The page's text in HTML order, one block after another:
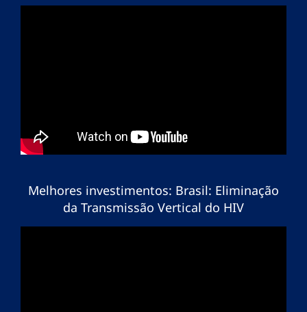
Melhores investimentos: Brasil: Eliminação
da Transmissão Vertical do HIV